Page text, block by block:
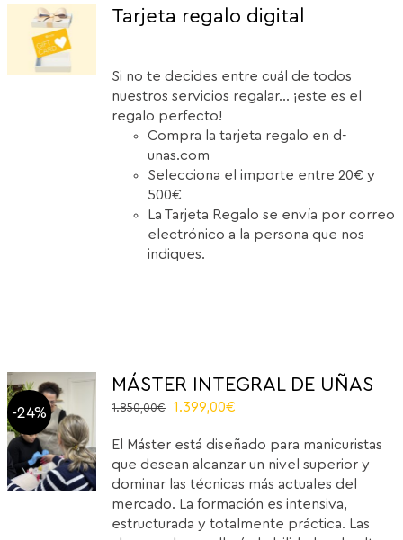
Tarjeta regalo digital
Si no te decides entre cuál de todos
nuestros servicios regalar... ¡este es el
regalo perfecto!
Compra la tarjeta regalo en d-
unas.com
Selecciona el importe entre 20€ y
500€
La Tarjeta Regalo se envía por correo
electrónico a la persona que nos
indiques.
-24%
MÁSTER INTEGRAL DE UÑAS
1.850,00€
Original
was:
1.850,00€.
1.399,00€
is:
1.399,00€.
El Máster está diseñado para manicuristas
que desean alcanzar un nivel superior y
dominar las técnicas más actuales del
mercado. La formación es intensiva,
estructurada y totalmente práctica. Las